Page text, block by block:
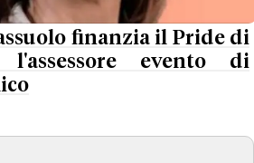
finanzia il Pride di
evento di